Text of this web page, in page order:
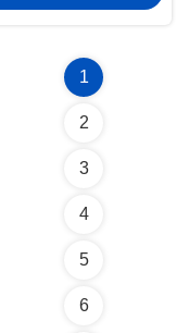
1
2
3
4
5
6